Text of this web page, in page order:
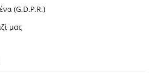
(G.D.P.R.)
μας